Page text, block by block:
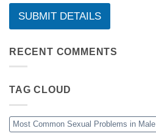
SUBMIT DETAILS
RECENT COMMENTS
TAG CLOUD
Most Common Sexual Problems in Male